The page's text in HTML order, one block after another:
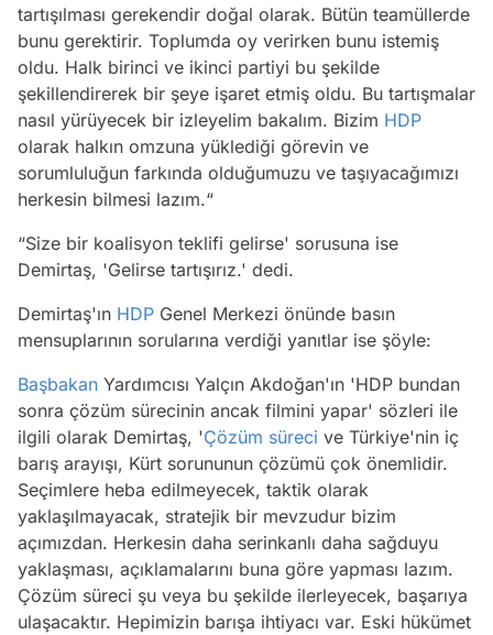
tartışılması gerekendir doğal olarak. Bütün teamüllerde
bunu gerektirir. Toplumda oy verirken bunu istemiş
oldu. Halk birinci ve ikinci partiyi bu şekilde
şekillendirerek bir şeye işaret etmiş oldu. Bu tartışmalar
nasıl yürüyecek bir izleyelim bakalım. Bizim HDP
olarak halkın omzuna yüklediği görevin ve
sorumluluğun farkında olduğumuzu ve taşıyacağımızı
herkesin bilmesi lazım.“
“Size bir koalisyon teklifi gelirse' sorusuna ise
Demirtaş, 'Gelirse tartışırız.' dedi.
Demirtaş'ın HDP Genel Merkezi önünde basın
mensuplarının sorularına verdiği yanıtlar ise şöyle:
Başbakan Yardımcısı Yalçın Akdoğan'ın 'HDP bundan
sonra çözüm sürecinin ancak filmini yapar' sözleri ile
ilgili olarak Demirtaş, 'Çözüm süreci ve Türkiye'nin iç
barış arayışı, Kürt sorununun çözümü çok önemlidir.
Seçimlere heba edilmeyecek, taktik olarak
yaklaşılmayacak, stratejik bir mevzudur bizim
açımızdan. Herkesin daha serinkanlı daha sağduyu
yaklaşması, açıklamalarını buna göre yapması lazım.
Çözüm süreci şu veya bu şekilde ilerleyecek, başarıya
ulaşacaktır. Hepimizin barışa ihtiyacı var. Eski hükümet